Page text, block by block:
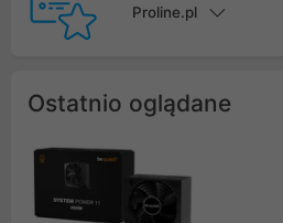
Proline.pl
Ostatnio oglądane